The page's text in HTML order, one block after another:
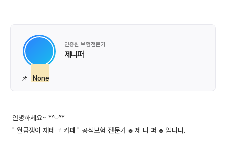
인증된 보험전문가
제니퍼
📌 None
안녕하세요~ *^-^*
" 월급쟁이 재테크 카페 " 공식보험 전문가 ♣ 제 니 퍼 ♣ 입니다.